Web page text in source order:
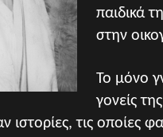
παιδικά
στην
Το μόνο
γονείς
ιστορίες, τις οποίες